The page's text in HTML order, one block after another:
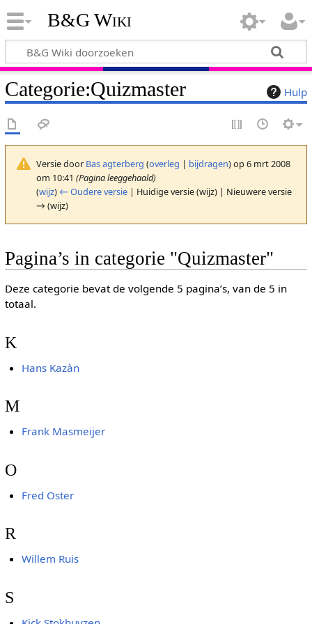
B&G Wiki
Hulp
Categorie:Quizmaster
Versie door Bas agterberg (overleg | bijdragen)op 6 mrt 2008
om 10:41 (Pagina leeggehaald)
(wijz) ← Oudere versie| Huidige versie (wijz) | Nieuwere versie
→ (wijz)
Pagina’s in categorie "Quizmaster"
Deze categorie bevat de volgende 5 pagina’s, van de 5 in
totaal.
K
Hans Kazàn
M
Frank Masmeijer
O
Fred Oster
R
Willem Ruis
S